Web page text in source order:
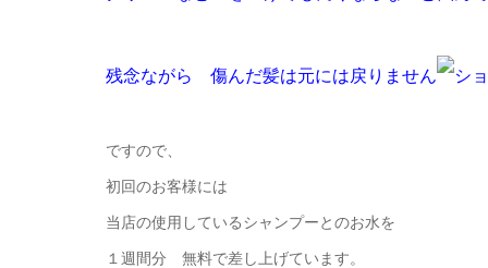
残念ながら 傷んだ髪は元には戻りません
ですので、
初回のお客様には
当店の使用しているシャンプーとのお水を
１週間分 無料で差し上げています。